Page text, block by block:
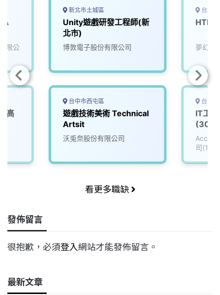
A
限公
(高
新北市土城區
Unity遊戲研發工程師(新
北市)
博敦電子股份有限公司
台中市西屯區
遊戲技術美術 Technical
Artsit
沃兎奈股份有限公司
台北
夢幻互
台中
IT工
司
看更多職缺
發佈留言
很抱歉，必須登入網站才能發佈留言。
最新文章